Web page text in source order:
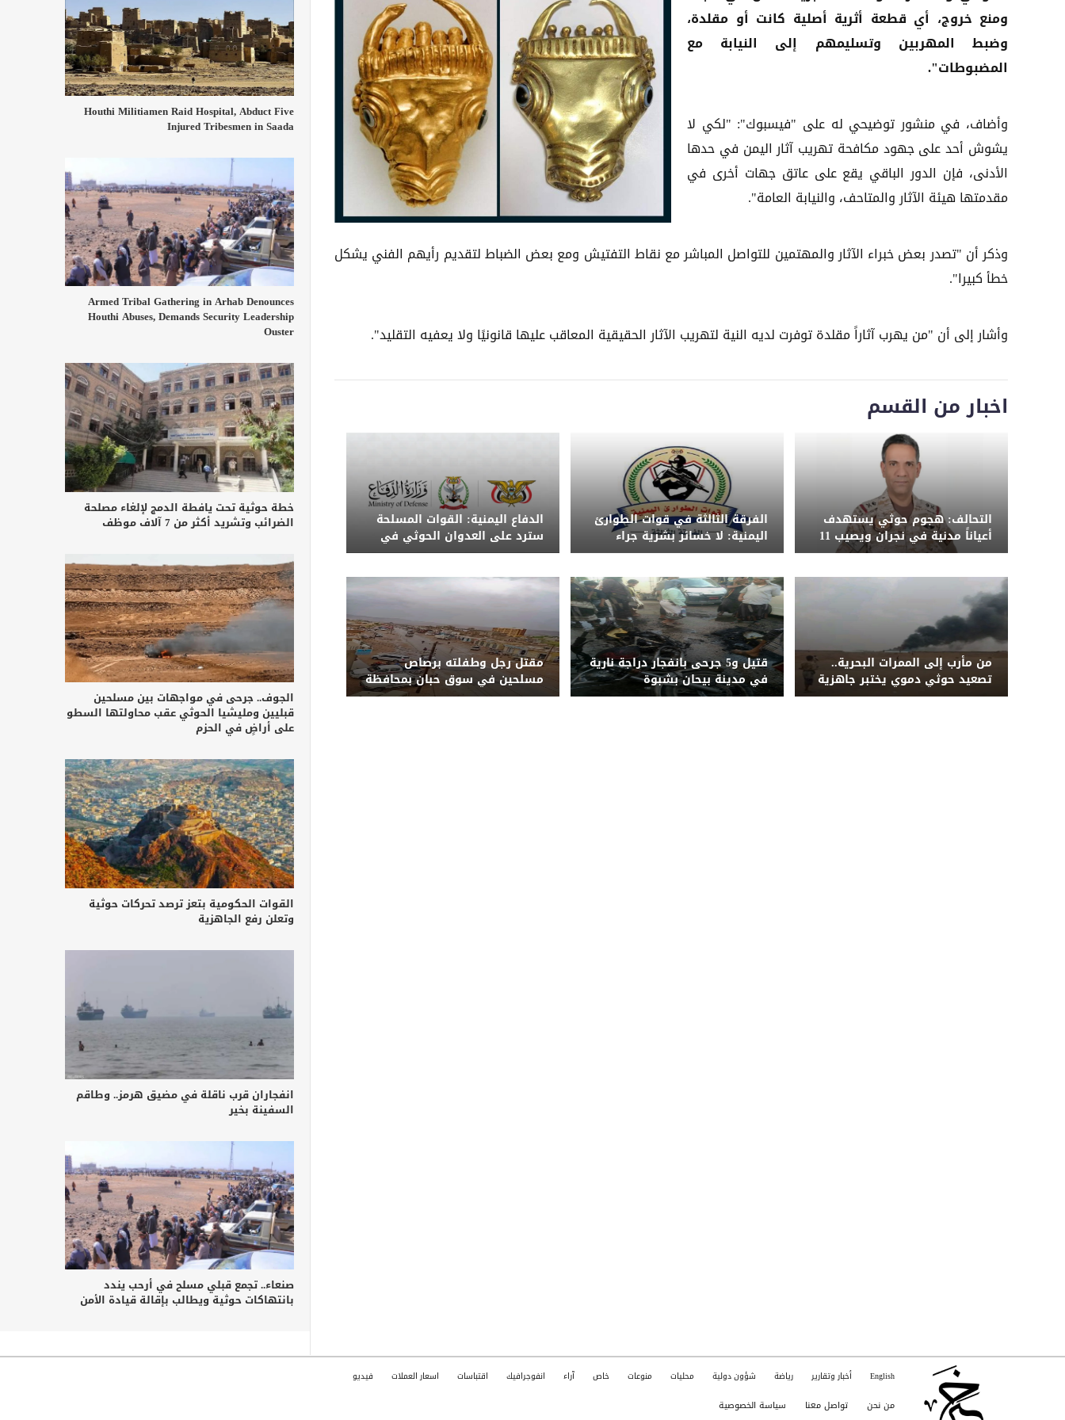
ومنع خروج، أي قطعة أثرية أصلية كانت أو مقلدة،
وضبط المهربين وتسليمهم إلى النيابة مع
المضبوطات".
وأضاف، في منشور توضيحي له على "فيسبوك": "لكي لا
يشوش أحد على جهود مكافحة تهريب آثار اليمن في حدها
الأدنى، فإن الدور الباقي يقع على عاتق جهات أخرى في
مقدمتها هيئة الآثار والمتاحف، والنيابة العامة".
وذكر أن "تصدر بعض خبراء الآثار والمهتمين للتواصل المباشر مع نقاط التفتيش ومع بعض الضباط لتقديم رأيهم الفني يشكل
خطأ كبيرا".
وأشار إلى أن "من يهرب آثاراً مقلدة توفرت لديه النية لتهريب الآثار الحقيقية المعاقب عليها قانونيًا ولا يعفيه التقليد".
اخبار من القسم
التحالف: هجوم حوثي يستهدف
أعياناً مدنية في نجران ويصيب 11
مدنياً بينهم امرأة وطفل
الفرقة الثالثة في قوات الطوارئ
اليمنية: لا خسائر بشرية جراء
الضربة ونحذر من تداول الشائعات
الدفاع اليمنية: القوات المسلحة
سترد على العدوان الحوثي في
الزمان والمكان المناسبين
من مأرب إلى الممرات البحرية..
تصعيد حوثي دموي يختبر جاهزية
الحكومة اليمنية
قتيل و5 جرحى بانفجار دراجة نارية
في مدينة بيحان بشبوة
مقتل رجل وطفلته برصاص
مسلحين في سوق حبان بمحافظة
شبوة
Houthi Militiamen Raid Hospital, Abduct Five
Injured Tribesmen in Saada
Armed Tribal Gathering in Arhab Denounces
Houthi Abuses, Demands Security Leadership
Ouster
خطة حوثية تحت يافطة الدمج لإلغاء مصلحة
الضرائب وتشريد أكثر من 7 آلاف موظف
الجوف.. جرحى في مواجهات بين مسلحين
قبليين ومليشيا الحوثي عقب محاولتها السطو
على أراضٍ في الحزم
القوات الحكومية بتعز ترصد تحركات حوثية
وتعلن رفع الجاهزية
انفجاران قرب ناقلة في مضيق هرمز.. وطاقم
السفينة بخير
صنعاء.. تجمع قبلي مسلح في أرحب يندد
بانتهاكات حوثية ويطالب بإقالة قيادة الأمن
English أخبار وتقارير رياضة شؤون دولية محليات منوعات خاص آراء انفوجرافيك اقتباسات اسعار العملات فيديو
من نحن تواصل معنا سياسة الخصوصية